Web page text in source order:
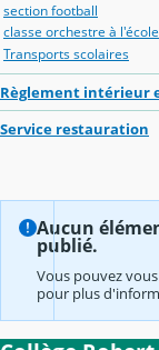
section football
classe orchestre à l'école
Transports scolaires
Règlement intérieur
Service restauration
Aucun
publié.
Vous pouvez
pour plus